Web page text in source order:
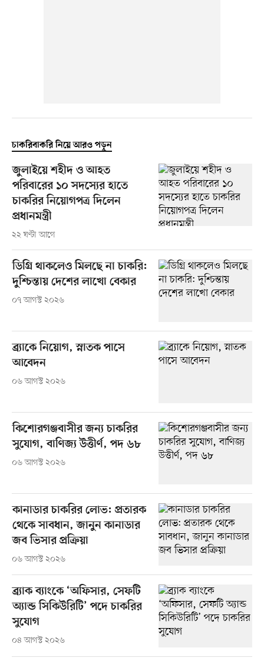
চাকরিবাকরি নিয়ে আরও পড়ুন
জুলাইয়ে শহীদ ও আহত
পরিবারের ১০ সদস্যের হাতে
চাকরির নিয়োগপত্র দিলেন
প্রধানমন্ত্রী
২২ ঘণ্টা আগে
ডিগ্রি থাকলেও মিলছে না চাকরি:
দুশ্চিন্তায় দেশের লাখো বেকার
০৭ আগস্ট ২০২৬
ব্র্যাকে নিয়োগ, স্নাতক পাসে
আবেদন
০৬ আগস্ট ২০২৬
কিশোরগঞ্জবাসীর জন্য চাকরির
সুযোগ, বাণিজ্য উত্তীর্ণ, পদ ৬৮
০৬ আগস্ট ২০২৬
কানাডার চাকরির লোভ: প্রতারক
থেকে সাবধান, জানুন কানাডার
জব ভিসার প্রক্রিয়া
০৬ আগস্ট ২০২৬
ব্র্যাক ব্যাংকে ‘অফিসার, সেফটি
অ্যান্ড সিকিউরিটি’ পদে চাকরির
সুযোগ
০৪ আগস্ট ২০২৬